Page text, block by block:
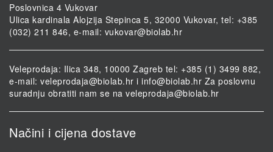
Poslovnica 4 Vukovar
Ulica kardinala Alojzija Stepinca 5, 32000 Vukovar, tel: +385
(032) 211 846, e-mail: vukovar@biolab.hr
Veleprodaja: Ilica 348, 10000 Zagreb tel: +385 (1) 3499 882,
e-mail: veleprodaja@biolab.hr i info@biolab.hr Za poslovnu
suradnju obratiti nam se na veleprodaja@biolab.hr
Načini i cijena dostave